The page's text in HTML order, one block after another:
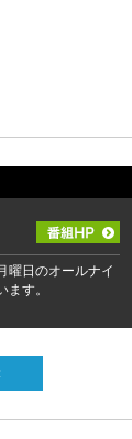
曜日のオールナイ
す。